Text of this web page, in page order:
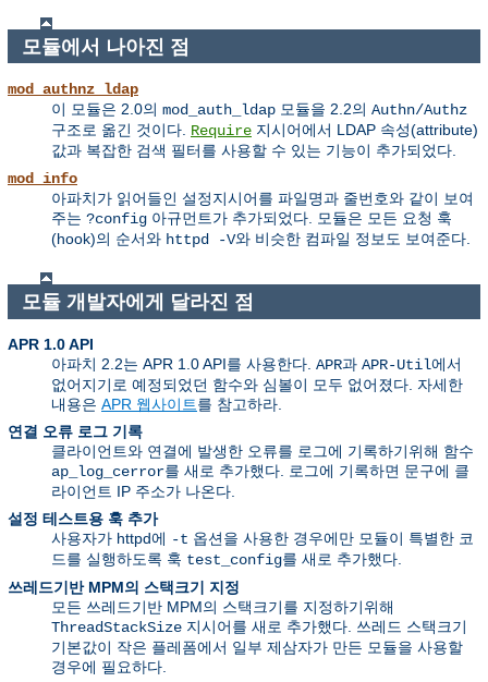
모듈에서 나아진 점
mod_authnz_ldap
이 모듈은 2.0의 mod_auth_ldap 모듈을 2.2의 Authn/Authz
구조로 옮긴 것이다. Require 지시어에서 LDAP 속성(attribute)
값과 복잡한 검색 필터를 사용할 수 있는 기능이 추가되었다.
mod_info
아파치가 읽어들인 설정지시어를 파일명과 줄번호와 같이 보여
주는 ?config 아규먼트가 추가되었다. 모듈은 모든 요청 훅
(hook)의 순서와 httpd -V와 비슷한 컴파일 정보도 보여준다.
모듈 개발자에게 달라진 점
APR 1.0 API
아파치 2.2는 APR 1.0 API를 사용한다. APR과 APR-Util에서
없어지기로 예정되었던 함수와 심볼이 모두 없어졌다. 자세한
내용은 APR 웹사이트를 참고하라.
연결 오류 로그 기록
클라이언트와 연결에 발생한 오류를 로그에 기록하기위해 함수
ap_log_cerror를 새로 추가했다. 로그에 기록하면 문구에 클
라이언트 IP 주소가 나온다.
설정 테스트용 훅 추가
사용자가 httpd에 -t 옵션을 사용한 경우에만 모듈이 특별한 코
드를 실행하도록 훅 test_config를 새로 추가했다.
쓰레드기반 MPM의 스택크기 지정
모든 쓰레드기반 MPM의 스택크기를 지정하기위해
ThreadStackSize 지시어를 새로 추가했다. 쓰레드 스택크기
기본값이 작은 플레폼에서 일부 제삼자가 만든 모듈을 사용할
경우에 필요하다.